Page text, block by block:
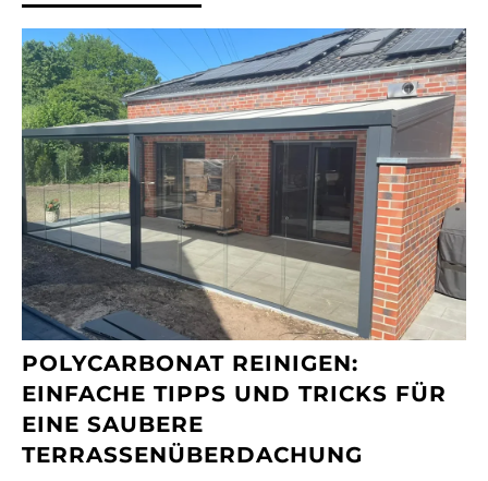
POLYCARBONAT REINIGEN:
EINFACHE TIPPS UND TRICKS FÜR
EINE SAUBERE
TERRASSENÜBERDACHUNG